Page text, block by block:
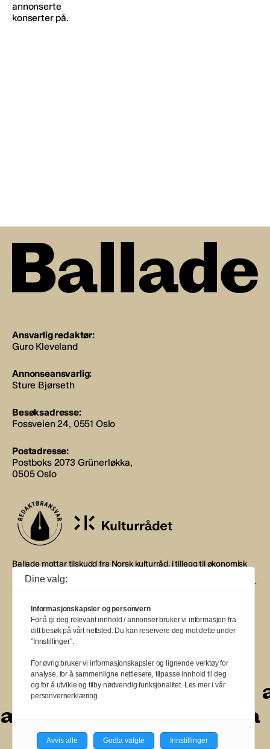
Ansvarlig redaktør:
Guro Kleveland
Annonseansvarlig:
Sture Bjørseth
Besøksadresse:
Fossveien 24, 0551 Oslo
Postadresse:
Postboks 2073 Grünerløkka,
0505 Oslo
Ballade mottar tilskudd fra Norsk kulturråd, i tillegg til økonomisk
støtte fra eierne NOPA, Norsk komponistforening og
Musikkforleggerne. Ballade drives etter Redaktør- og Vær Varsom-
BALLADE — NORGES MUSIKKMAGASIN
a
aaa
aa
aa
a
a
Dine valg:
Informasjonskapsler og personvern
For å gi deg relevant innhold / annonser bruker vi informasjon fra
ditt besøk på vårt nettsted. Du kan reservere deg mot dette under
"Innstillinger".
For øvrig bruker vi informasjonskapsler og lignende verktøy for
analyse, for å sammenligne nettlesere, tilpasse innhold til deg
og for å utvikle og tilby nødvendig funksjonalitet. Les mer i vår
personvernerklæring.
Avvis alle Godta valgte Innstillinger